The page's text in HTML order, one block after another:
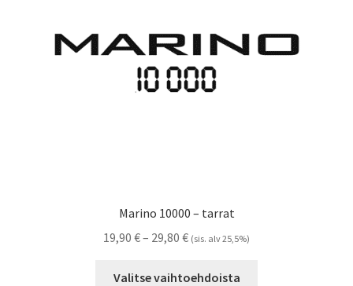
Marino 10000 – tarrat
19,90 €– 29,80 €Hintaluokka:
-
(sis. alv 25,5%)
Valitse vaihtoehdoista